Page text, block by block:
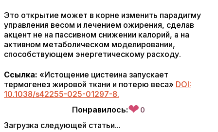
Это открытие может в корне изменить парадигму
управления весом и лечением ожирения, сделав
акцент не на пассивном снижении калорий, а на
активном метаболическом моделировании,
способствующем энергетическому расходу.
Ссылка: «Истощение цистеина запускает
термогенез жировой ткани и потерю веса» DOI:
10.1038/s42255-025-01297-8.
Понравилось:❤ 0
Загрузка следующей статьи...